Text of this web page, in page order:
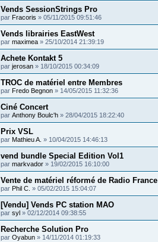
Vends SessionStrings Pro
par Fracoris » 05/11/2015 09:51:46
Vends librairies EastWest
par maximea » 25/10/2014 21:39:19
Achete Kontakt 5
par jerosan » 18/10/2015 00:34:09
TROC de matériel entre Membres
par Fredo Begnon » 14/05/2015 11:32:36
Ciné Concert
par Anthony Boulc'h » 28/04/2015 18:22:40
Prix VSL
par Mathieu A. » 10/04/2015 14:46:13
vend bundle Special Edition Vol1
par markvador » 19/02/2015 16:10:00
Vente de matériel réformé de Radio France
par Phil C. » 05/02/2015 15:04:07
[Vendu] Vends PC station MAO
par syl » 02/12/2014 09:38:55
Recherche Solution Pro
par Oyabun » 14/11/2014 01:19:33